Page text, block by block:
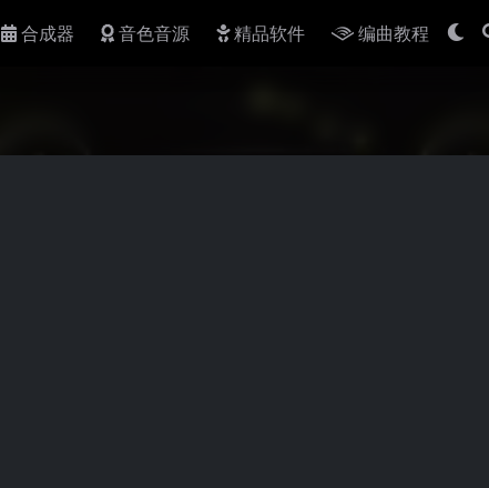
合成器 音色音源 精品软件 编曲教程